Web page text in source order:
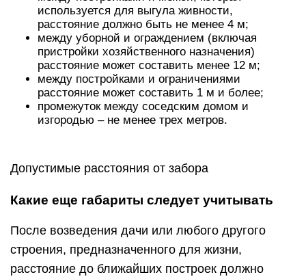
используется для выгула живности,
расстояние должно быть не менее 4 м;
между уборной и ограждением (включая
пристройки хозяйственного назначения)
расстояние может составить менее 12 м;
между постройками и ограничениями
расстояние может составить 1 м и более;
промежуток между соседским домом и
изгородью – не менее трех метров.
Допустимые расстояния от забора
Какие еще габариты следует учитывать
После возведения дачи или любого другого
строения, предназначенного для жизни,
расстояние до ближайших построек должно